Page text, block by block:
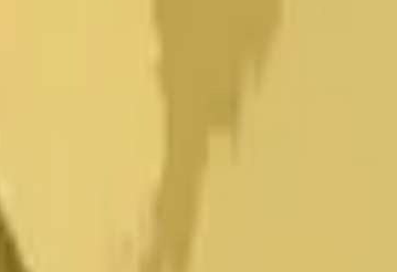
18, 9PM ET" wird danach aufgelöst, ob
Ergebnis „Up"; andernfalls „Down". Die
Prognosen & Quoten